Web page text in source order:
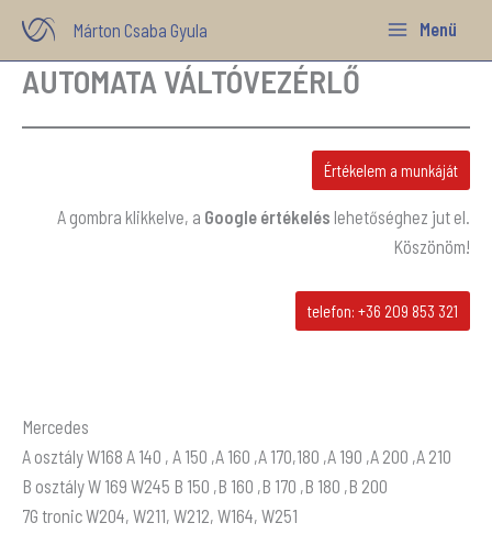
content
Márton Csaba Gyula Menü
AUTOMATA VÁLTÓVEZÉRLŐ
Értékelem a munkáját
A gombra klikkelve, a Google értékelés lehetőséghez jut el.
Köszönöm!
telefon: +36 209 853 321
Mercedes
A osztály W168 A 140 , A 150 ,A 160 ,A 170,180 ,A 190 ,A 200 ,A 210
B osztály W 169 W245 B 150 ,B 160 ,B 170 ,B 180 ,B 200
7G tronic W204, W211, W212, W164, W251